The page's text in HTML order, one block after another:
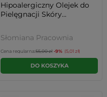
Hipoalergiczny Olejek do
Pielęgnacji Skóry...
Słomiana Pracownia
Cena regularna:55,00 zł -9% (5,01 zł)
DO KOSZYKA